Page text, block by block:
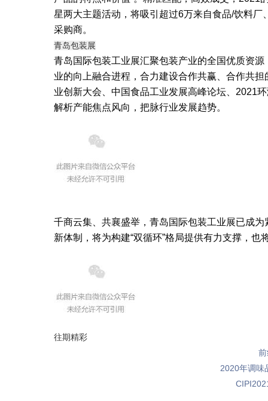
星两大主题活动，将吸引超过6万来自食品/饮料
采购商。
青岛包装展
青岛国际包装工业展汇聚包装产业的全国优质资
业的向上融合进程，合力建设合作共赢、合作共
业创新大会、中国食品工业发展高峰论坛、2021
解析产能焦点风向，把脉行业发展趋势。
千商云集、共襄盛举，青岛国际包装工业展已成
新体制，将为构建“双循环”格局提供有力支撑，也
往期精彩
2020年调味